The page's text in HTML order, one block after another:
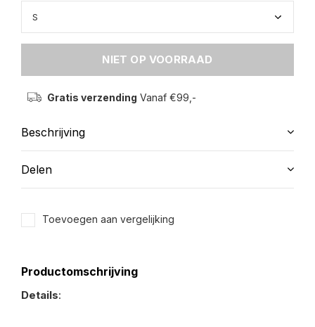
NIET OP VOORRAAD
Gratis verzending Vanaf €99,-
Beschrijving
Delen
Toevoegen aan vergelijking
Productomschrijving
Details: